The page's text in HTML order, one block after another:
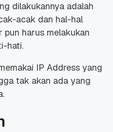
dilakukannya adalah
acak dan hal-hal
pun harus melakukan
hati.
IP Address yang
tak akan ada yang